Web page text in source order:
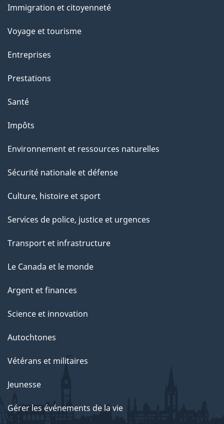
sujets
Immigration et citoyenneté
Voyage et tourisme
Entreprises
Prestations
Santé
Impôts
Environnement et ressources naturelles
Sécurité nationale et défense
Culture, histoire et sport
Services de police, justice et urgences
Transport et infrastructure
Le Canada et le monde
Argent et finances
Science et innovation
Autochtones
Vétérans et militaires
Jeunesse
Gérer les événements de la vie